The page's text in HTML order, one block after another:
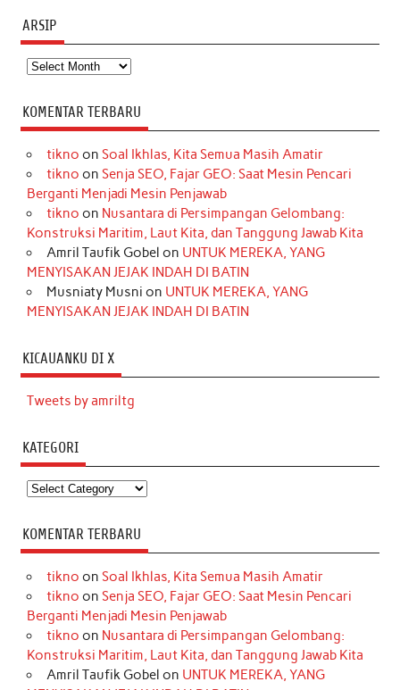
ARSIP
Arsip
KOMENTAR TERBARU
tikno on Soal Ikhlas, Kita Semua Masih Amatir
tikno on Senja SEO, Fajar GEO: Saat Mesin Pencari
Berganti Menjadi Mesin Penjawab
tikno on Nusantara di Persimpangan Gelombang:
Konstruksi Maritim, Laut Kita, dan Tanggung Jawab Kita
Amril Taufik Gobel on UNTUK MEREKA, YANG
MENYISAKAN JEJAK INDAH DI BATIN
Musniaty Musni on UNTUK MEREKA, YANG
MENYISAKAN JEJAK INDAH DI BATIN
KICAUANKU DI X
Tweets by amriltg
KATEGORI
Kategori
KOMENTAR TERBARU
tikno on Soal Ikhlas, Kita Semua Masih Amatir
tikno on Senja SEO, Fajar GEO: Saat Mesin Pencari
Berganti Menjadi Mesin Penjawab
tikno on Nusantara di Persimpangan Gelombang:
Konstruksi Maritim, Laut Kita, dan Tanggung Jawab Kita
Amril Taufik Gobel on UNTUK MEREKA, YANG